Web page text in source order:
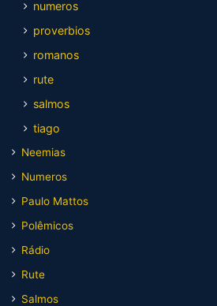
numeros
proverbios
romanos
rute
salmos
tiago
Neemias
Numeros
Paulo Mattos
Polêmicos
Rádio
Rute
Salmos